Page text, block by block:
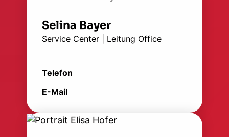
Selina Bayer
Service Center | Leitung Office
Telefon
E-Mail